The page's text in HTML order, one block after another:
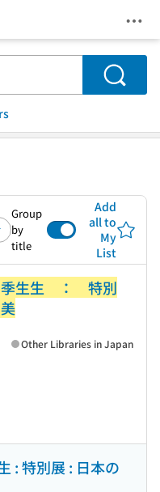
Search
Group
by
title
Add
all to
My
List
生生 ： 特別
Other Libraries in Japan
: 特別展 : 日本の